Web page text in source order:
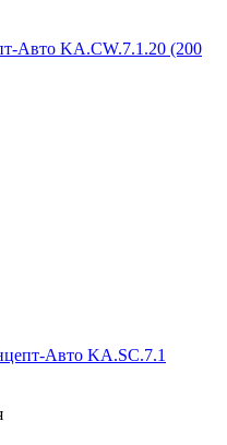
Авто KA.CW.7.1.20 (200
Авто KA.SC.7.1